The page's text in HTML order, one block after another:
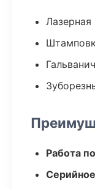
Лазерная
Работа